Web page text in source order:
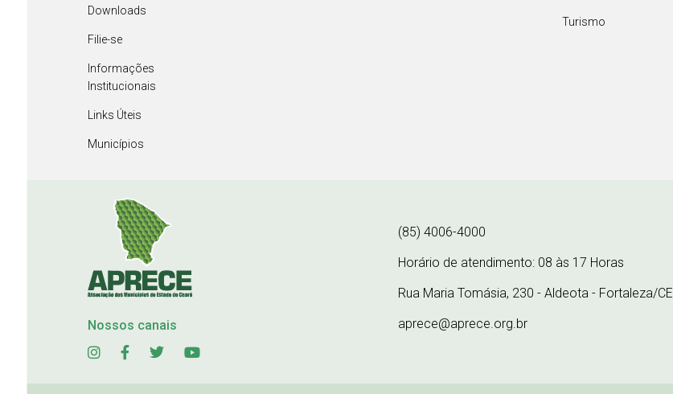
Downloads
Filie-se
Informações
Institucionais
Links Úteis
Municípios
Turismo
Nossos canais
(85) 4006-4000
Horário de atendimento: 08 às 17 Horas
Rua Maria Tomásia, 230 - Aldeota - Fortaleza/CE
aprece@aprece.org.br